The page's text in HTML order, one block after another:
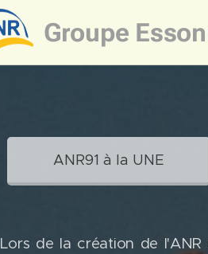
Groupe
ANR91 à la UNE
Lors de la création de